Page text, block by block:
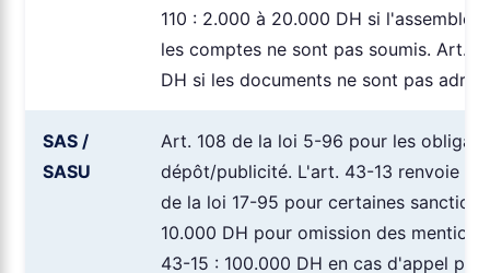
110 : 2.000 à 20.000 DH si
les comptes ne sont pas soumis. Art.
DH si les documents ne sont pas
SAS /
SASU
Art. 108 de la loi 5-96 pour les
dépôt/publicité. L'art. 43-13 renvoie
de la loi 17-95 pour certaines
10.000 DH pour omission des
43-15 : 100.000 DH en cas d'appel